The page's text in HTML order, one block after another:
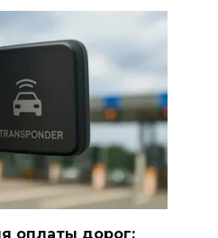
оплаты дорог: